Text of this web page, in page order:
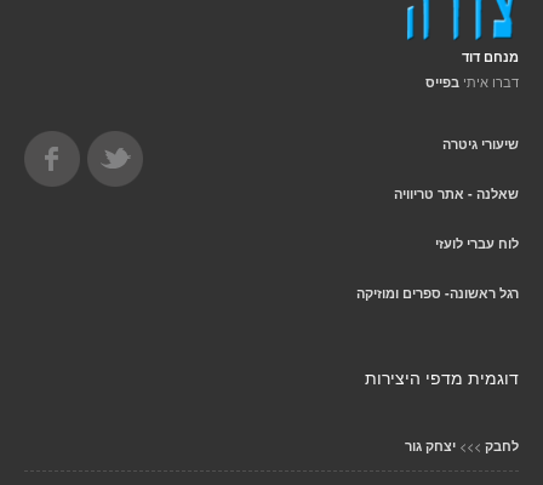
מנחם דוד
דברו איתי בפייס
שיעורי גיטרה
שאלנה - אתר טריוויה
לוח עברי לועזי
רגל ראשונה- ספרים ומוזיקה
דוגמית מדפי היצירות
לחבק >>> יצחק גור